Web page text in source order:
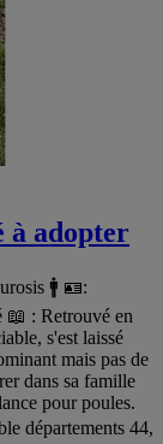
à adopter
🚹 🪪:
📖 : Retrouvé en
s'est laissé
mais pas de
dans sa famille
pour poules.
départements 44,